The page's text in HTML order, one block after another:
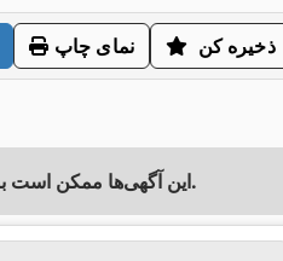
نمای چاپ ذخیره کن
این آگهی‌ها ممکن است برای شما نیز جالب باشند.